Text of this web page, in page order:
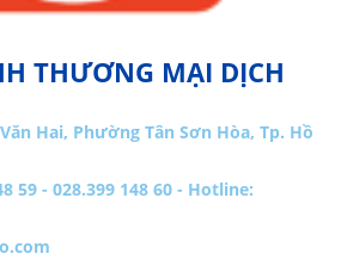
THƯƠNG MẠI DỊCH
Hai, Phường Tân Sơn Hòa, Tp. Hồ
59 - 028.399 148 60 - Hotline: